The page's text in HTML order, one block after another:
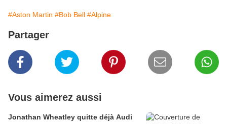
#Aston Martin #Bob Bell #Alpine
Partager
Vous aimerez aussi
Jonathan Wheatley quitte déjà Audi